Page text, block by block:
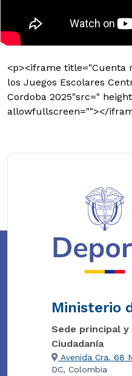
<p><iframe title="Cuenta
los Juegos Escolares
Cordoba 2025"src="
allowfullscreen=""></
Ministerio
Sede principal
Ciudadanía
Avenida Cra. 68
DC, Colombia